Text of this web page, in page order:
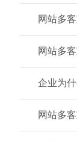
网站多
网站多
企业为
网站多